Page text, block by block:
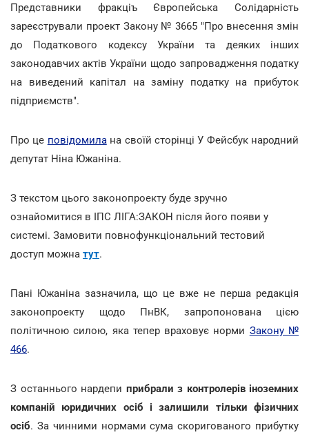
Представники фракціъ Європейська Солідарність
зареєстрували проект Закону № 3665 "Про внесення змін
до Податкового кодексу України та деяких інших
законодавчих актів України щодо запровадження податку
на виведений капітал на заміну податку на прибуток
підприємств".
Про це повідомилана своїй сторінці У Фейсбук народний
депутат Ніна Южаніна.
З текстом цього законопроекту буде зручно
ознайомитися в ІПС ЛІГА:ЗАКОН після його появи у
системі. Замовити повнофункціональний тестовий
доступ можна тут.
Пані Южаніна зазначила, що це вже не перша редакція
законопроекту щодо ПнВК, запропонована цією
політичною силою, яка тепер враховує норми Закону №
466.
З останнього нардепи прибрали з контролерів іноземних
компаній юридичних осіб і залишили тільки фізичних
осіб. За чинними нормами сума скоригованого прибутку